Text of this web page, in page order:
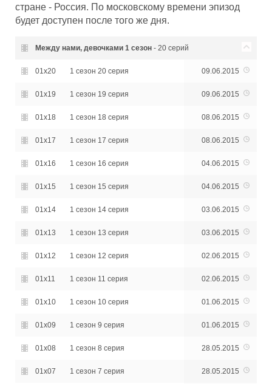
стране - Россия. По московскому времени эпизод
будет доступен после того же дня.
Между нами, девочками 1 сезон- 20 серий
01x20 1 сезон 20 серия 09.06.2015
01x19 1 сезон 19 серия 09.06.2015
01x18 1 сезон 18 серия 08.06.2015
01x17 1 сезон 17 серия 08.06.2015
01x16 1 сезон 16 серия 04.06.2015
01x15 1 сезон 15 серия 04.06.2015
01x14 1 сезон 14 серия 03.06.2015
01x13 1 сезон 13 серия 03.06.2015
01x12 1 сезон 12 серия 02.06.2015
01x11 1 сезон 11 серия 02.06.2015
01x10 1 сезон 10 серия 01.06.2015
01x09 1 сезон 9 серия 01.06.2015
01x08 1 сезон 8 серия 28.05.2015
01x07 1 сезон 7 серия 28.05.2015